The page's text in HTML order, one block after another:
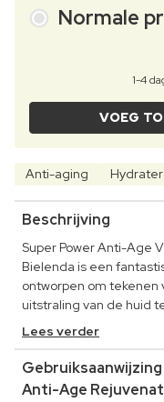
Normale
1-4
VOEG
Anti-aging
Beschrijving
Super Power Anti-Age
Bielenda is een
ontworpen om
uitstraling van de huid
Lees verder
Anti-Age